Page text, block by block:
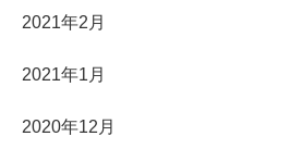
2021年2月
2021年1月
2020年12月